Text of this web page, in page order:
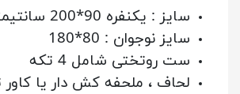
سایز : یکنفره 90*200 سانتیمتر
سایز نوجوان : 80*180
ست روتختی شامل 4 تکه